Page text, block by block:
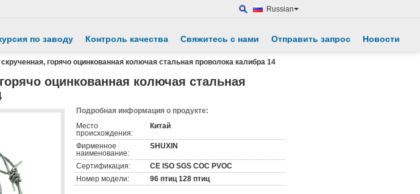
Russian
по заводу Контроль качества Свяжитесь с нами Отправить запрос Новости
горячо оцинкованная колючая стальная проволока калибра 14
оцинкованная колючая стальная
Подробная информация о продукте:
Место
происхождения:
Китай
Фирменное
наименование:
SHUXIN
Сертификация:
CE ISO SGS COC PVOC
Номер модели:
96 птиц 128 птиц